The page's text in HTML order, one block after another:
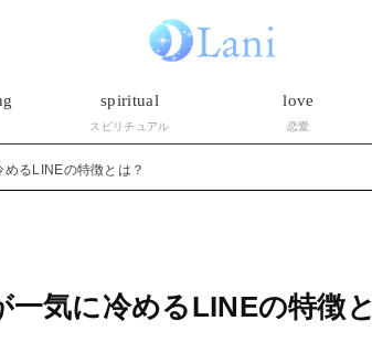
spiritual
スピリチュアル
love
恋愛
めるLINEの特徴とは？
一気に冷めるLINEの特徴と